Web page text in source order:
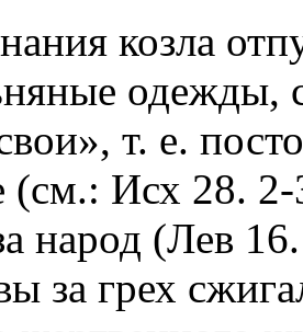
козла
одежды,
т. е.
(см.: Исх 28.
народ (Лев
за грех